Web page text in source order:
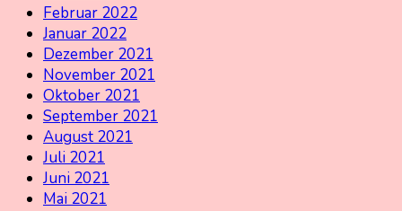
Februar 2022
Januar 2022
Dezember 2021
November 2021
Oktober 2021
September 2021
August 2021
Juli 2021
Juni 2021
Mai 2021